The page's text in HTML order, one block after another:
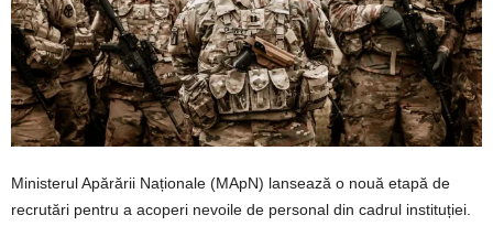
Ministerul Apărării Naționale (MApN) lansează o nouă etapă de
recrutări pentru a acoperi nevoile de personal din cadrul instituției.